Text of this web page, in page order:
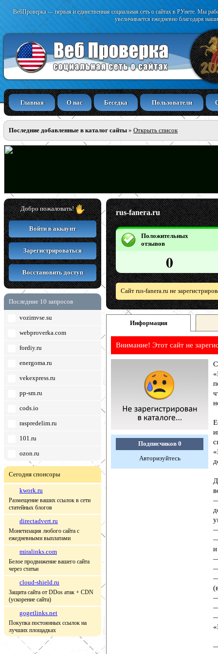
ВебПроверка — первая и единственная социальная сеть о сайтах в РУнете. Мы
увеличивается ежедневно благодаря
Главная О нас Беседка Пользователи
Последние добавленные в каталог сайты » Открыть список
Добро пожаловать!
Войти в аккаунт
Зарегистрироваться
Восстановить доступ
Последние 10 запросов
vozimvse.su
webproverka.com
fordiy.ru
energoma.ru
vekexpress.ru
pp-sm.ru
cods.io
raspredelim.ru
101.ru
ozon.ru
Сегодня спонсоры
kwork.ru
Размещение ваших ссылок в сети
статейных блогов
directadvert.ru
Монетизация любого сайта с
ежедневными выплатами
miralinks.com
Белое продвижение вашего сайта
через статьи
cloud-shield.ru
Защита сайта от DDos атак + CDN
(ускорение сайта)
gogetlinks.net
Покупка постоянных ссылок на
лучших площадках
rus-fanera.ru
Положительных
отзывов
0
Сайт rus-fanera.ru не
Информация
Внимание! Этот сайт не
Подписчиков 0
Авторизуйтесь